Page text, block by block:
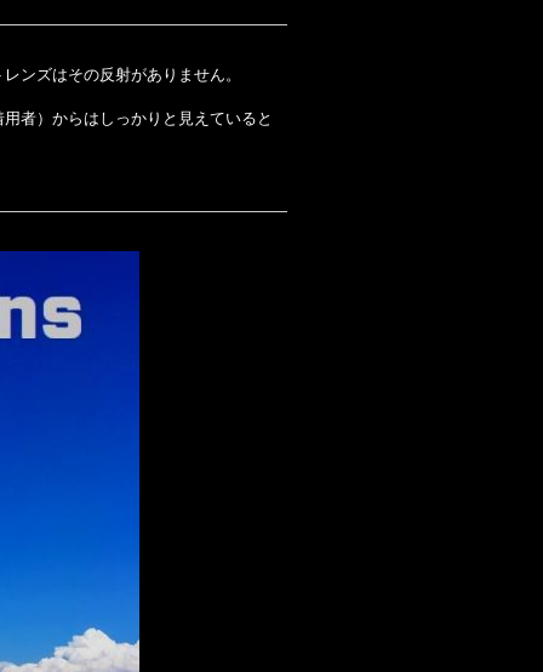
レンズはその反射がありません。
者）からはしっかりと見えていると